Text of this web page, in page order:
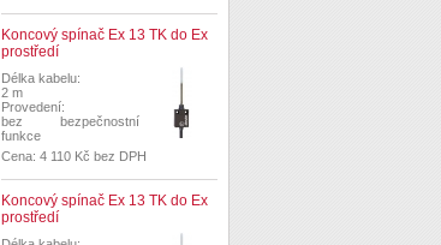
Koncový spínač Ex 13 TK do Ex
prostředí
Délka kabelu:
2 m
Provedení:
bez bezpečnostní
funkce
Cena: 4 110 Kč bez DPH
Koncový spínač Ex 13 TK do Ex
prostředí